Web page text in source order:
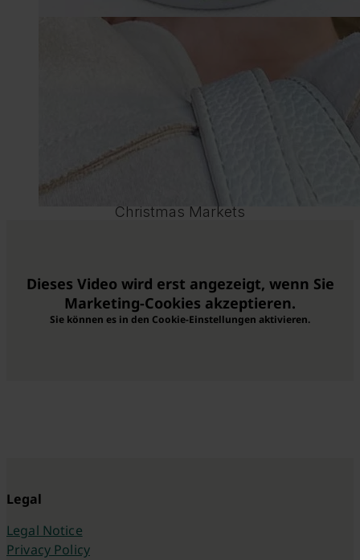
2,000
1,500,000
Michaelis-Fair visitors
Christmas Markets
Dieses Video wird erst angezeigt, wenn Sie
Marketing-Cookies akzeptieren.
Sie können es in den Cookie-Einstellungen aktivieren.
Legal
Legal Notice
Privacy Policy